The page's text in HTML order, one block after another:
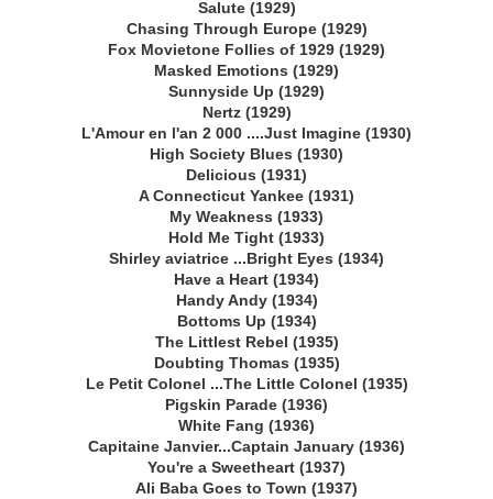
Salute (1929)
Chasing Through Europe (1929)
Fox Movietone Follies of 1929 (1929)
Masked Emotions (1929)
Sunnyside Up (1929)
Nertz (1929)
L'Amour en l'an 2 000 ....Just Imagine (1930)
High Society Blues (1930)
Delicious (1931)
A Connecticut Yankee (1931)
My Weakness (1933)
Hold Me Tight (1933)
Shirley aviatrice ...Bright Eyes (1934)
Have a Heart (1934)
Handy Andy (1934)
Bottoms Up (1934)
The Littlest Rebel (1935)
Doubting Thomas (1935)
Le Petit Colonel ...The Little Colonel (1935)
Pigskin Parade (1936)
White Fang (1936)
Capitaine Janvier...Captain January (1936)
You're a Sweetheart (1937)
Ali Baba Goes to Town (1937)